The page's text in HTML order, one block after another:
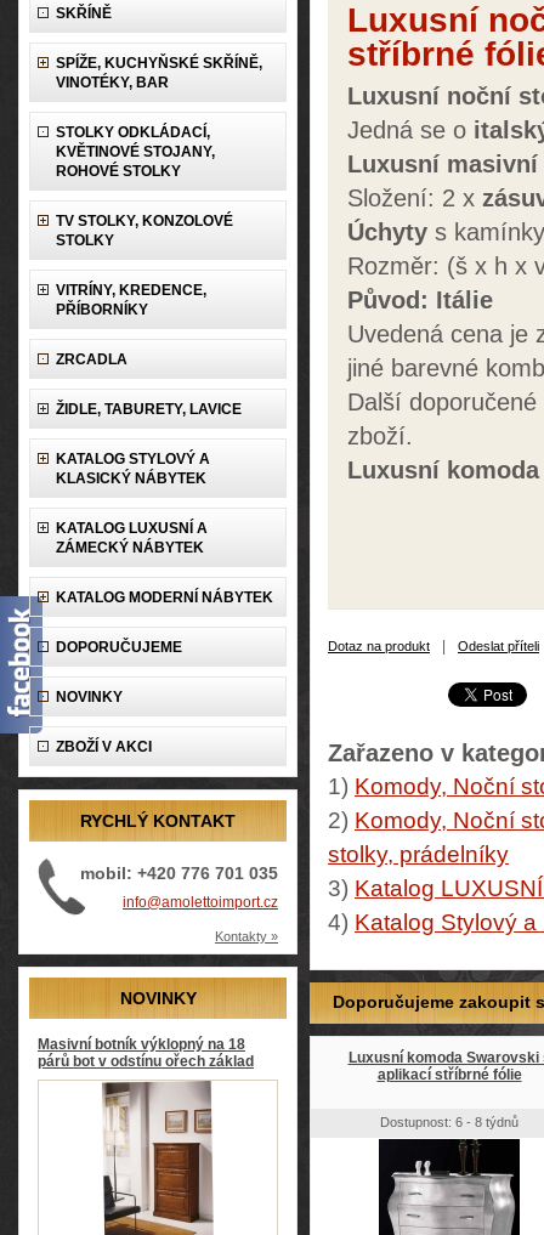
SKŘÍNĚ
SPÍŽE, KUCHYŇSKÉ SKŘÍNĚ,
VINOTÉKY, BAR
STOLKY ODKLÁDACÍ,
KVĚTINOVÉ STOJANY,
ROHOVÉ STOLKY
TV STOLKY, KONZOLOVÉ
STOLKY
VITRÍNY, KREDENCE,
PŘÍBORNÍKY
ZRCADLA
ŽIDLE, TABURETY, LAVICE
KATALOG STYLOVÝ A
KLASICKÝ NÁBYTEK
KATALOG LUXUSNÍ A
ZÁMECKÝ NÁBYTEK
KATALOG MODERNÍ NÁBYTEK
DOPORUČUJEME
NOVINKY
ZBOŽÍ V AKCI
RYCHLÝ KONTAKT
mobil: +420 776 701 035
info@amolettoimport.cz
Kontakty »
NOVINKY
Masivní botník výklopný na 18
párů bot v odstínu ořech základ
Luxusní
stříbrné
Luxusní noční
Jedná se o
Luxusní
Složení: 2 x
Úchyty s
Rozměr: (š x h x
Původ: Itálie
Uvedená cena je
jiné barevné
Další
zboží.
Luxusní komoda
Dotaz na produkt Odeslat příteli
Zařazeno v
1) Komody, Noční
2) Komody, Noční
stolky, prádelníky
3) Katalog
4) Katalog Stylový
Doporučujeme zakoupit
Luxusní komoda Swarovski
aplikací stříbrné fólie
Dostupnost: 6 - 8 týdnů